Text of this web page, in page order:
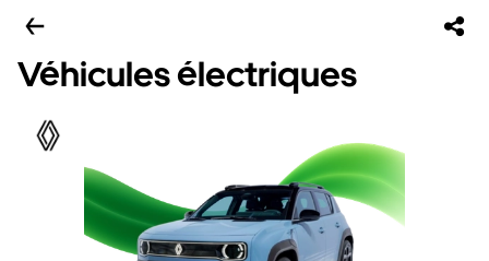
Véhicules électriques